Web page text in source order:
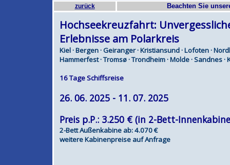
zurück Beachten Sie
Hochseekreuzfahrt:
Erlebnisse am Polarkreis
Kiel · Bergen · Geiranger · Kristiansund · Lofoten ·
Hammerfest · Tromsø · Trondheim · Molde · Sandnes ·
16 Tage Schiffsreise
26. 06. 2025 - 11. 07. 2025
Preis p.P.: 3.250 € (in 2-Bett-
2-Bett Außenkabine ab: 4.070 €
weitere Kabinenpreise auf Anfrage